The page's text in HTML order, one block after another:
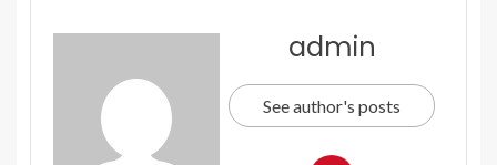
admin
See author's posts